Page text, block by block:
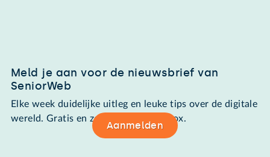
Meld je aan voor de nieuwsbrief van
SeniorWeb
Elke week duidelijke uitleg en leuke tips over de digitale
wereld. Gratis en zomaar in de mailbox.
Aanmelden